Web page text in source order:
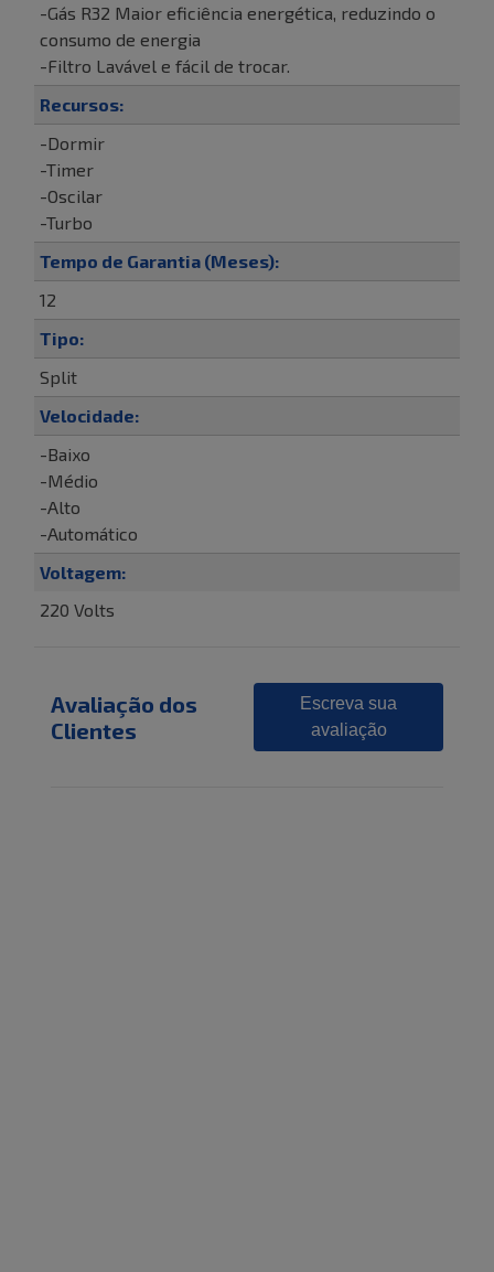
-Gás R32 Maior eficiência energética, reduzindo o
consumo de energia
-Filtro Lavável e fácil de trocar.
Recursos:
-Dormir
-Timer
-Oscilar
-Turbo
Tempo de Garantia (Meses):
12
Tipo:
Split
Velocidade:
-Baixo
-Médio
-Alto
-Automático
Voltagem:
220 Volts
Avaliação dos
Clientes
Escreva sua
avaliação